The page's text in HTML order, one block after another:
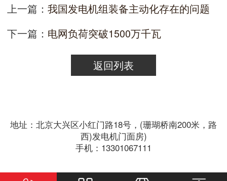
上一篇： 我国发电机组装备主动化存在的问题
下一篇： 电网负荷突破1500万千瓦
返回列表
地址：北京大兴区小红门路18号，(珊瑚桥南200米，路
西)发电机门面房)
手机：13301067111